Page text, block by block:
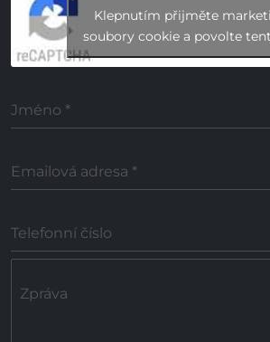
Klepnutím přijměte
soubory cookie a povolte
Jméno *
Emailová adresa *
Telefonní číslo
Zpráva